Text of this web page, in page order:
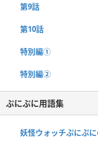
第9話
第10話
特別編①
特別編②
ぷにぷに用語集
妖怪ウォッチぷにぷ